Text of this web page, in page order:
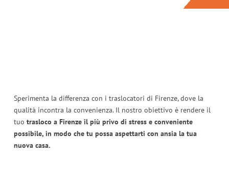
Sperimenta la differenza con i traslocatori di Firenze, dove la
qualità incontra la convenienza. Il nostro obiettivo è rendere il
tuo trasloco a Firenze il più privo di stress e conveniente
possibile, in modo che tu possa aspettarti con ansia la tua
nuova casa.